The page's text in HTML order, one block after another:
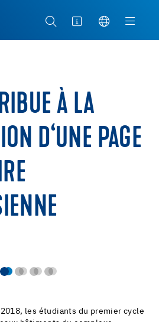
À LA
D‘UNE PAGE
les étudiants du premier cycle